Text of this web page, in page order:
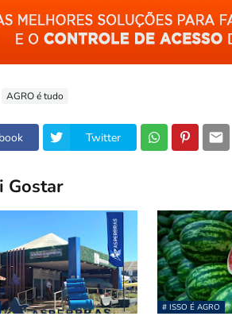
AGRO é tudo
Twitter
Gostar
# ISSO É AGRO